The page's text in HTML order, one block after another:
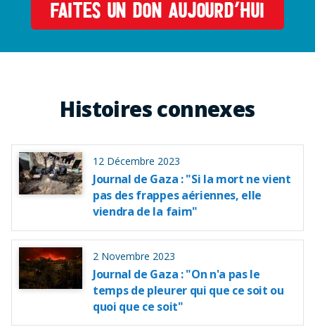
FAITES UN DON AUJOURD’HUI
Histoires connexes
12 Décembre 2023
Journal de Gaza : "Si la mort ne vient
pas des frappes aériennes, elle
viendra de la faim"
2 Novembre 2023
Journal de Gaza : "On n'a pas le
temps de pleurer qui que ce soit ou
quoi que ce soit"